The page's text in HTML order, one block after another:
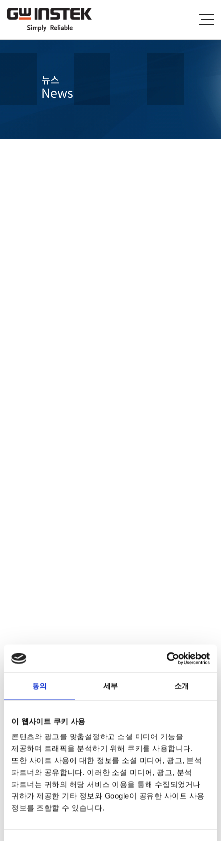
동의 세부 소개
이 웹사이트 쿠키 사용
콘텐츠와 광고를 맞춤설정하고 소셜 미디어 기능을
제공하며 트래픽을 분석하기 위해 쿠키를 사용합니다.
또한 사이트 사용에 대한 정보를 소셜 미디어, 광고, 분석
파트너와 공유합니다. 이러한 소셜 미디어, 광고, 분석
파트너는 귀하의 해당 서비스 이용을 통해 수집되었거나
귀하가 제공한 기타 정보와 Google이 공유한 사이트 사용
정보를 조합할 수 있습니다.